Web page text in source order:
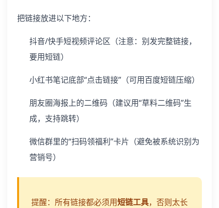
把链接放进以下地方：
抖音/快手短视频评论区（注意：别发完整链接，
要用短链）
小红书笔记底部“点击链接”（可用百度短链压缩）
朋友圈海报上的二维码（建议用“草料二维码”生
成，支持跳转）
微信群里的“扫码领福利”卡片（避免被系统识别为
营销号）
提醒：所有链接都必须用短链工具，否则太长